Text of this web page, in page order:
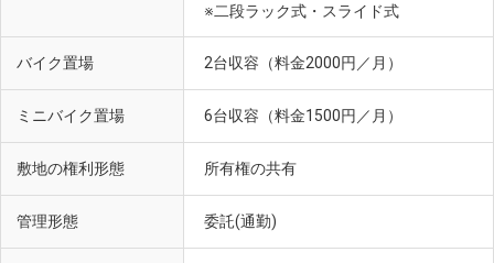
※二段ラック式・スライド式
バイク置場 2台収容（料金2000円／月）
ミニバイク置場 6台収容（料金1500円／月）
敷地の権利形態 所有権の共有
管理形態 委託(通勤)